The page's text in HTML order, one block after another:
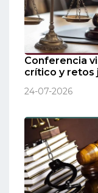
Conferencia
crítico y retos
24-07-2026